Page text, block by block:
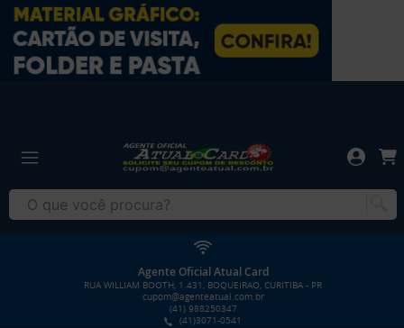
Agente Oficial Atual Card
RUA WILLIAM BOOTH, 1.431, BOQUEIRAO, CURITIBA - PR
cupom@agenteatual.com.br
(41) 988250347
(41)3071-0541